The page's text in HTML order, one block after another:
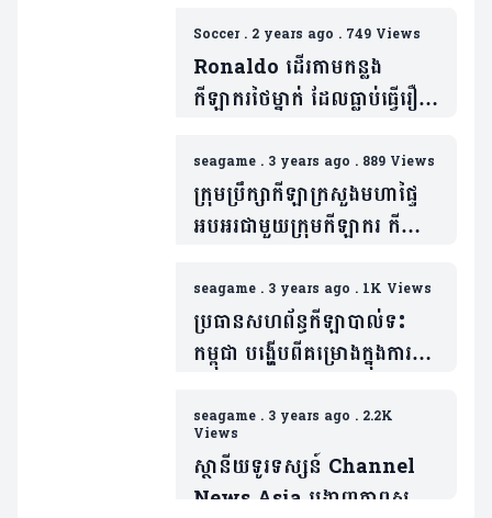
Soccer. 2 years ago . 749 Views
Ronaldo ដើរតាមកន្លង
កីឡាករថៃម្នាក់ ដែលធ្លាប់ធ្វើរឿង
ស៊ីហ្គេម និងទទួលការរិះគន់យ៉ាង
ស្ពឹកមុខ (មានវីដេអូ)
seagame . 3 years ago . 889 Views
ក្រុមប្រឹក្សាកីឡាក្រសួងមហាផ្ទៃ
អបអរជាមួយក្រុមកីឡាករ កីឡា
ជោគជ័យយ៉ាងជ្រាលជ្រៅ ក្នុង
ព្រឹត្តិការណ៍កីឡាស៊ីហ្គេម
seagame . 3 years ago . 1K Views
ប្រធានសហព័ន្ធកីឡាបាល់ទះ
កម្ពុជា បង្ហើបពីគម្រោងក្នុងការ
seagame . 3 years ago . 2.2K
Views
ស្ថានីយទូរទស្សន៍ Channel
News Asia បង្ហាញភាពស្ញប់